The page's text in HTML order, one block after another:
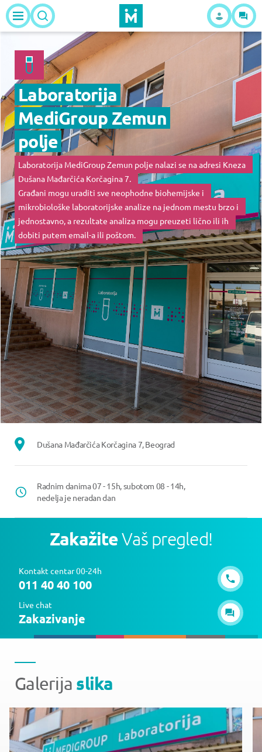
Laboratorija
MediGroup Zemun
polje
Laboratorija MediGroup Zemun polje nalazi se na adresi Kneza
Dušana Mađarčića Korčagina 7.
Građani mogu uraditi sve neophodne biohemijske i
mikrobiološke laboratorijske analize na jednom mestu brzo i
jednostavno, a rezultate analiza mogu preuzeti lično ili ih
dobiti putem email-a ili poštom.
Dušana Mađarčića Korčagina 7, Beograd
Radnim danima 07 - 15h, subotom 08 - 14h,
nedelja je neradan dan
ZakažiteVaš pregled!
Kontakt centar 00-24h
011 40 40 100
Live chat
Zakazivanje
Galerija slika